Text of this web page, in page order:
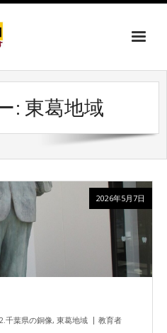
: 東葛地域
千葉県の銅像, 東葛地域 教育者
2026年5月7日